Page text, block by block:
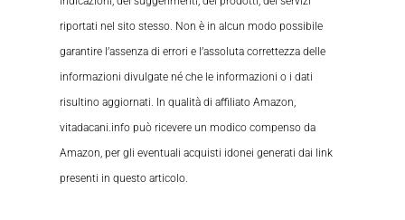
riportati nel sito stesso. Non è in alcun modo possibile
garantire l’assenza di errori e l’assoluta correttezza delle
informazioni divulgate né che le informazioni o i dati
risultino aggiornati. In qualità di affiliato Amazon,
vitadacani.info può ricevere un modico compenso da
Amazon, per gli eventuali acquisti idonei generati dai link
presenti in questo articolo.